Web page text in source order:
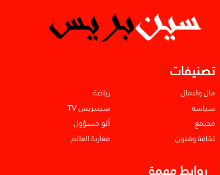
تصنيفات
مال واعمال
سياسة
مجتمع
ثقافة وفنون
رياضة
سينبريس TV
ألو مسؤول
مغاربة العالم